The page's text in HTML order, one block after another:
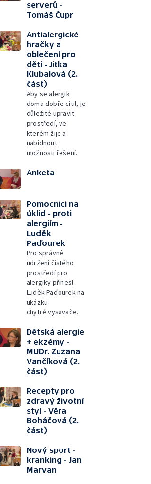
serverů -
Tomáš Čupr
Antialergické
hračky a
oblečení pro
děti - Jitka
Klubalová (2.
část)
Aby se alergik
doma dobře cítil, je
důležité upravit
prostředí, ve
kterém žije a
nabídnout
možnosti řešení.
Anketa
Pomocníci na
úklid - proti
alergiím -
Luděk
Paďourek
Pro správné
udržení čistého
prostředí pro
alergiky přinesl
Luděk Paďourek na
ukázku
chytré vysavače.
Dětská alergie
+ ekzémy -
MUDr. Zuzana
Vančíková (2.
část)
Recepty pro
zdravý životní
styl - Věra
Boháčová (2.
část)
Nový sport -
kranking - Jan
Marvan